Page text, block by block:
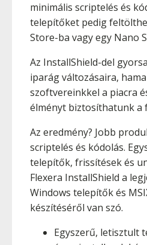
minimális scriptelés és
telepítőket pedig
Store-ba vagy egy Nano
Az InstallShield-del
iparág változásaira,
szoftvereinkkel a piacra
élményt biztosíthatunk a
Az eredmény? Jobb
scriptelés és kódolás.
telepítők, frissítések és
Flexera InstallShield a
Windows telepítők és
készítéséről van szó.
Egyszerű, letisztult